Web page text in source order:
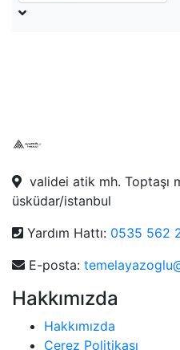
validei atik mh. Toptaşı
üsküdar/istanbul
Yardım Hattı: 0535 562
E-posta:
Hakkımızda
Hakkımızda
Çerez Politikası